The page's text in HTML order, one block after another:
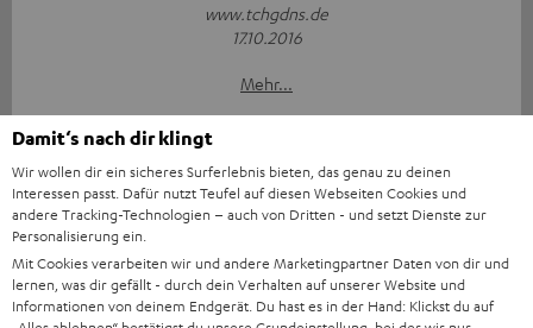
www.tchgdns.de
17.10.2016
Mehr...
"Das bietet in dieser Qualität kaum ein anderer Hersteller"
www.mobiflip.de
Damit‘s nach dir klingt
Wir wollen dir ein sicheres Surferlebnis bieten, das genau zu deinen
Interessen passt. Dafür nutzt Teufel auf diesen Webseiten Cookies und
andere Tracking-Technologien – auch von Dritten - und setzt Dienste zur
Personalisierung ein.
Mit Cookies verarbeiten wir und andere Marketingpartner Daten von dir und
lernen, was dir gefällt - durch dein Verhalten auf unserer Website und
Informationen von deinem Endgerät. Du hast es in der Hand: Klickst du auf